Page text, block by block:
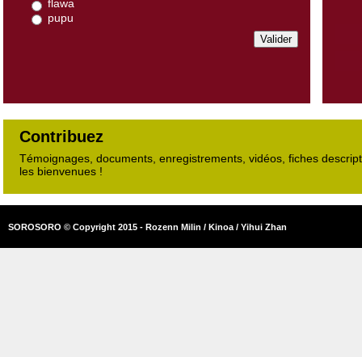
flawa
pupu
Contribuez
Témoignages, documents, enregistrements, vidéos, fiches
les bienvenues !
SOROSORO © Copyright 2015 - Rozenn Milin / Kinoa / Yihui Zhan